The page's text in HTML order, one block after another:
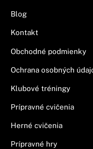
Blog
Kontakt
Obchodné podmienky
Ochrana osobných
Klubové tréningy
Prípravné cvičenia
Herné cvičenia
Prípravné hry